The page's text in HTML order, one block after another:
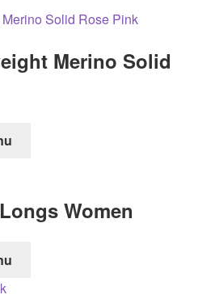
Merino Solid
Women